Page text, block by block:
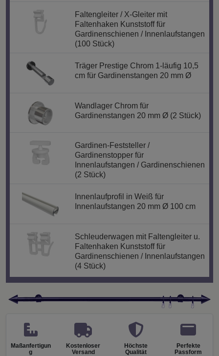
Faltengleiter / X-Gleiter mit
Faltenhaken Kunststoff für
Gardinenschienen / Innenlaufstangen
(100 Stück)
Träger Prestige Chrom 1-läufig 10,5
cm für Gardinenstangen 20 mm Ø
Wandlager Chrom für
Gardinenstangen 20 mm Ø (2 Stück)
Gardinen-Feststeller /
Gardinenstopper für
Innenlaufstangen / Gardinenschienen
(2 Stück)
Innenlaufprofil in Weiß für
Innenlaufstangen 20 mm Ø 100 cm
Schleuderwagen mit Faltengleiter u.
Faltenhaken Kunststoff für
Gardinenschienen / Innenlaufstangen
(4 Stück)
Maßanfertigun
g
Kostenloser
Versand
Höchste
Qualität
Perfekte
Passform